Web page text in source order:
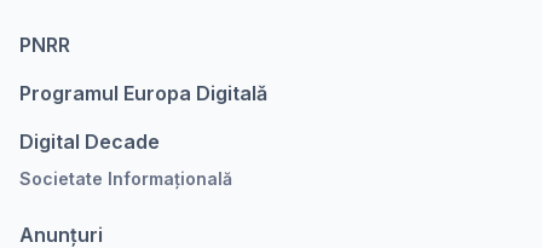
PNRR
Programul Europa Digitalǎ
Digital Decade
Societate Informațională
Anunțuri